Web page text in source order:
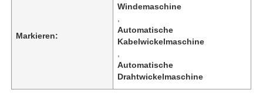
Markieren:
Windemaschine
Automatische
Kabelwickelmaschine
Automatische
Drahtwickelmaschine